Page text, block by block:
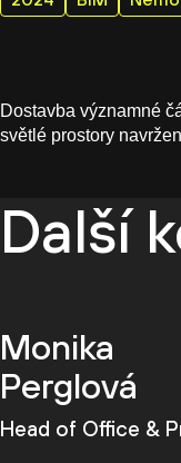
Dostavba významné
světlé prostory
Další
Monika
Perglová
Head of Office &